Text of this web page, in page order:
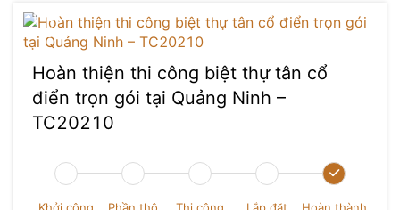
Hoàn thiện thi công biệt thự tân cổ
điển trọn gói tại Quảng Ninh –
TC20210
Nguyễn Quang